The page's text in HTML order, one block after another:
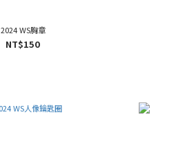
2024 WS胸章
NT$150